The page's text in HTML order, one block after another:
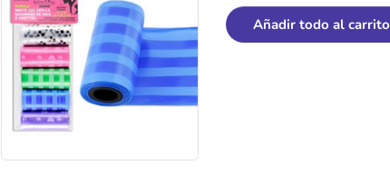
Añadir todo al carrito